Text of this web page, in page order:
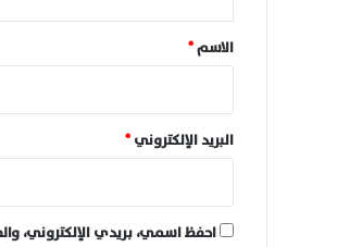
*
الاسم*
البريد الإلكتروني*
احفظ اسمي، بريدي الإلكتروني،